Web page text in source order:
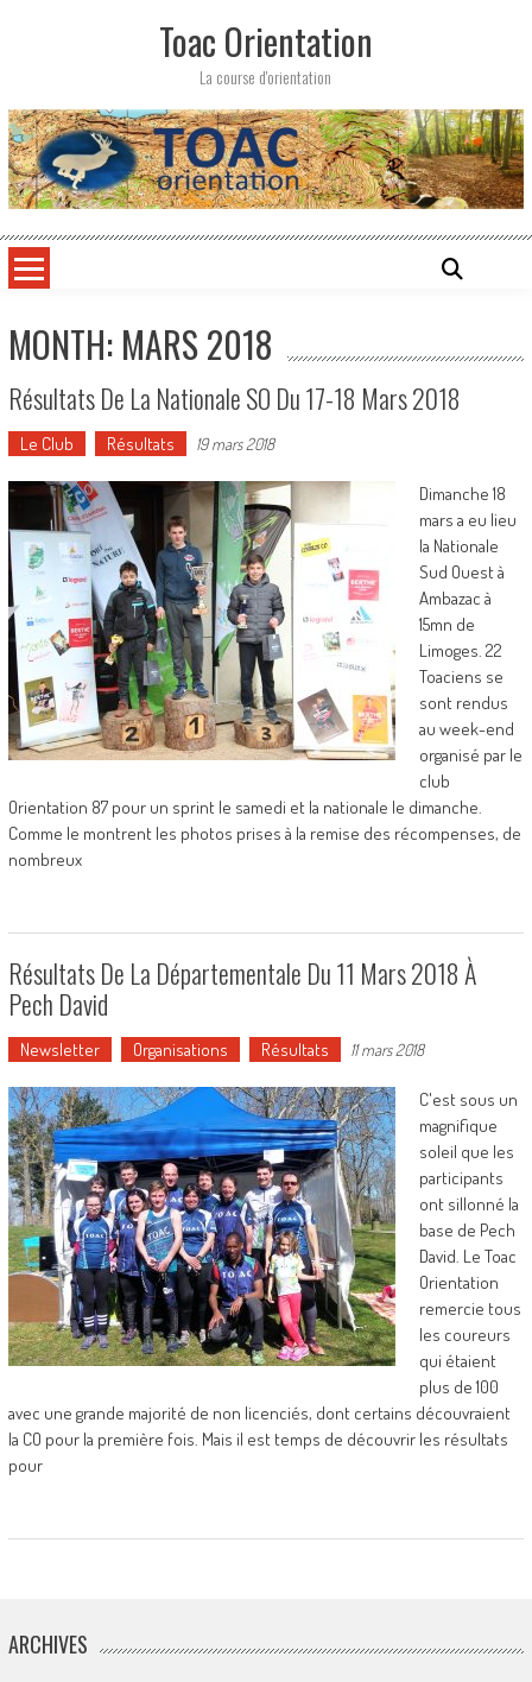
Toac Orientation
La course d'orientation
MONTH: MARS 2018
Résultats De La Nationale SO Du 17-18 Mars 2018
Le Club Résultats 19 mars 2018
Dimanche 18
mars a eu lieu
la Nationale
Sud Ouest à
Ambazac à
15mn de
Limoges. 22
Toaciens se
sont rendus
au week-end
organisé par le
club
Orientation 87 pour un sprint le samedi et la nationale le dimanche.
Comme le montrent les photos prises à la remise des récompenses, de
nombreux
Résultats De La Départementale Du 11 Mars 2018 À
Pech David
Newsletter Organisations Résultats 11 mars 2018
C'est sous un
magnifique
soleil que les
participants
ont sillonné la
base de Pech
David. Le Toac
Orientation
remercie tous
les coureurs
qui étaient
plus de 100
avec une grande majorité de non licenciés, dont certains découvraient
la CO pour la première fois. Mais il est temps de découvrir les résultats
pour
ARCHIVES